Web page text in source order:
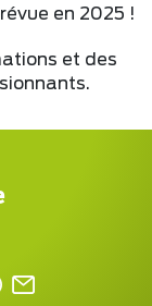
en 2025 !
et des